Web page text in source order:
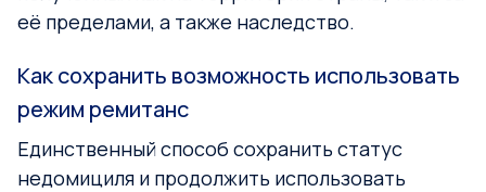
её пределами, а также наследство.
Как сохранить возможность использовать
режим ремитанс
Единственный способ сохранить статус
недомициля и продолжить использовать